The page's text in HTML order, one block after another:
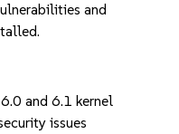
and
and 6.1 kernel
issues